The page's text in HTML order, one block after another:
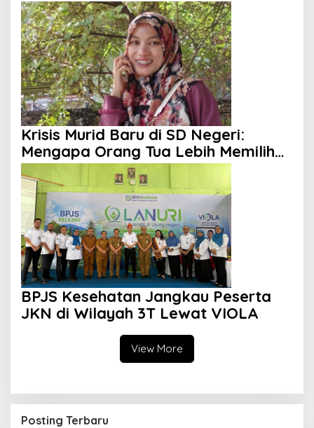
Krisis Murid Baru di SD Negeri:
Mengapa Orang Tua Lebih Memilih
Sekolah Swasta?
BPJS Kesehatan Jangkau Peserta
JKN di Wilayah 3T Lewat VIOLA
View More
Posting Terbaru